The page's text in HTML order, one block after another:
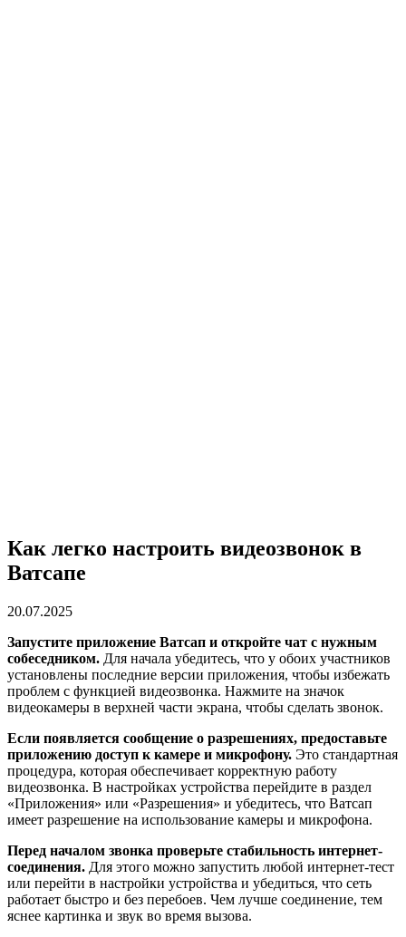
Как легко настроить видеозвонок в
Ватсапе
20.07.2025
Запустите приложение Ватсап и откройте чат с нужным
собеседником. Для начала убедитесь, что у обоих участников
установлены последние версии приложения, чтобы избежать
проблем с функцией видеозвонка. Нажмите на значок
видеокамеры в верхней части экрана, чтобы сделать звонок.
Если появляется сообщение о разрешениях, предоставьте
приложению доступ к камере и микрофону. Это стандартная
процедура, которая обеспечивает корректную работу
видеозвонка. В настройках устройства перейдите в раздел
«Приложения» или «Разрешения» и убедитесь, что Ватсап
имеет разрешение на использование камеры и микрофона.
Перед началом звонка проверьте стабильность интернет-
соединения. Для этого можно запустить любой интернет-тест
или перейти в настройки устройства и убедиться, что сеть
работает быстро и без перебоев. Чем лучше соединение, тем
яснее картинка и звук во время вызова.